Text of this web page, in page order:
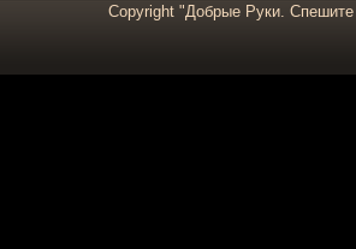
Copyright "Добрые Руки.